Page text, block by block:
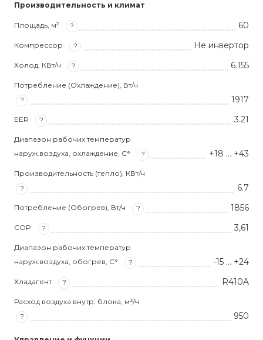
Производительность и климат
Площадь, м² ? 60
Компрессор ? Не инвертор
Холод, КВт/ч ? 6.155
Потребление (Охлаждение), Вт/ч
?
1917
EER ? 3.21
Диапазон рабочих температур
наруж.воздуха, охлаждение, С°
? +18 … +43
Производительность (тепло), КВт/ч
?
6.7
Потребление (Обогрев), Вт/ч ? 1856
COP ? 3,61
Диапазон рабочих температур
наруж.воздуха, обогрев, С°
? -15 … +24
Хладагент ? R410A
Расход воздуха внутр. блока, м³/ч
?
950